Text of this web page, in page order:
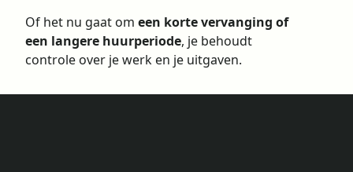
Of het nu gaat om een korte vervanging of
een langere huurperiode, je behoudt
controle over je werk en je uitgaven.